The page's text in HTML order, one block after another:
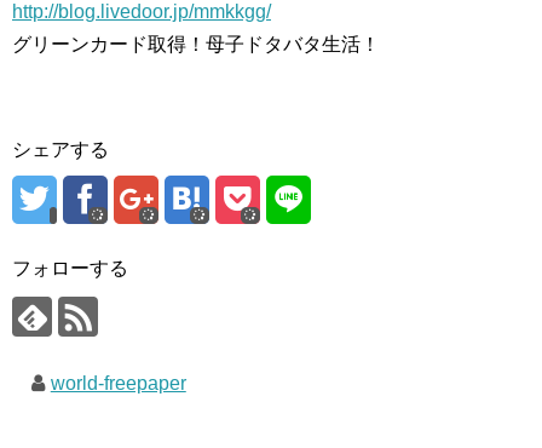
http://blog.livedoor.jp/mmkkgg/
グリーンカード取得！母子ドタバタ生活！
シェアする
フォローする
world-freepaper